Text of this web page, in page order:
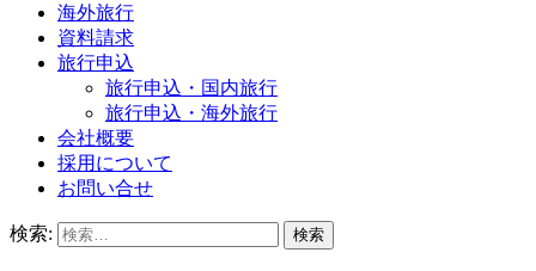
海外旅行
資料請求
旅行申込
旅行申込・国内旅行
旅行申込・海外旅行
会社概要
採用について
お問い合せ
検索: